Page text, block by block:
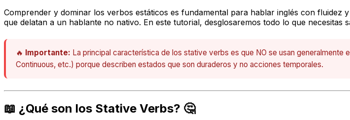
Comprender y dominar los verbos estáticos es fundamental para hablar inglés con
que delatan a un hablante no nativo. En este tutorial, desglosaremos todo lo que
🔥 Importante: La principal característica de los stative verbs es que NO se usan
Continuous, etc.) porque describen estados que son duraderos y no acciones temporales.
📖 ¿Qué son los Stative Verbs? 🤔